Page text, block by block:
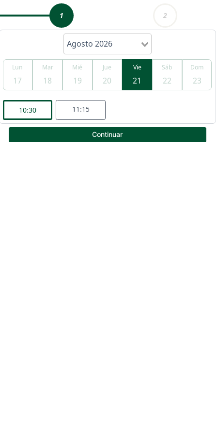
1 2
Agosto 2026
Lun
17
Mar
18
Mié
19
Jue
20
Vie
21
Sáb
22
Dom
23
Item
3
6
10:30 11:15
Continuar